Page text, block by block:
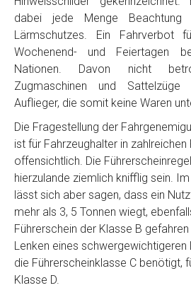
dabei jede Menge
Lärmschutzes. Ein Fahrverbot
Wochenend- und Feiertagen
Nationen. Davon nicht
Zugmaschinen und
Auflieger, die somit keine Waren
Die Fragestellung der
ist für Fahrzeughalter in zahlreichen
offensichtlich. Die
hierzulande ziemlich knifflig sein.
lässt sich aber sagen, dass ein
mehr als 3, 5 Tonnen wiegt,
Führerschein der Klasse B
Lenken eines schwergewichtigeren
die Führerscheinklasse C benötigt,
Klasse D.